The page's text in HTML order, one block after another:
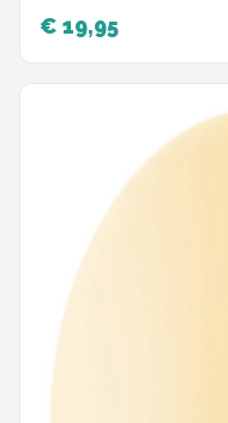
€ 19,95